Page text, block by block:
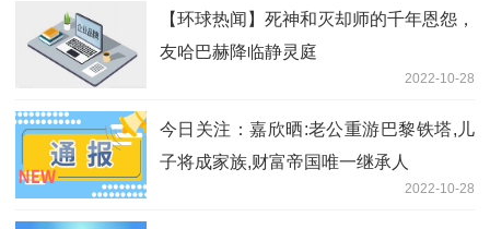
【环球热闻】死神和灭却师的千年恩怨，
友哈巴赫降临静灵庭
2022-10-28
今日关注：嘉欣晒:老公重游巴黎铁塔,儿
子将成家族,财富帝国唯一继承人
2022-10-28